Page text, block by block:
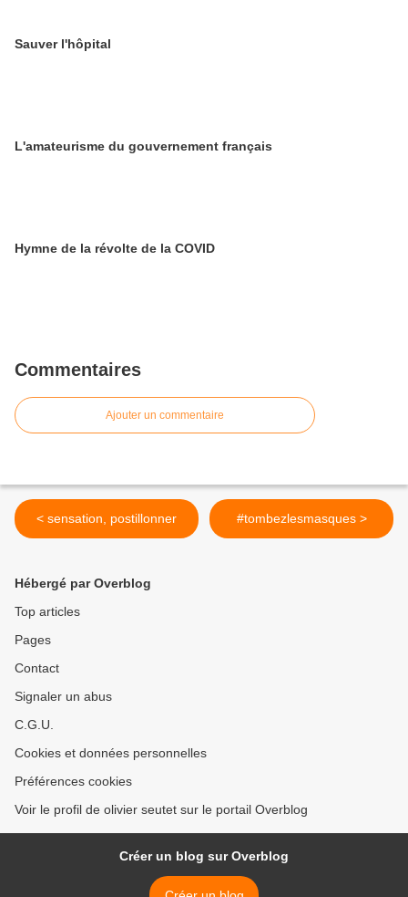
Sauver l'hôpital
L'amateurisme du gouvernement français
Hymne de la révolte de la COVID
Commentaires
Ajouter un commentaire
< sensation, postillonner #tombezlesmasques >
Hébergé par Overblog
Top articles
Pages
Contact
Signaler un abus
C.G.U.
Cookies et données personnelles
Préférences cookies
Voir le profil de olivier seutet sur le portail Overblog
Créer un blog sur Overblog